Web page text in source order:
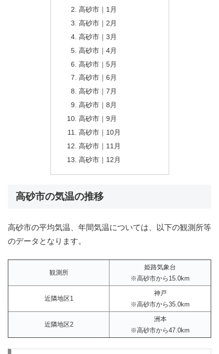
高砂市｜1月
高砂市｜2月
高砂市｜3月
高砂市｜4月
高砂市｜5月
高砂市｜6月
高砂市｜7月
高砂市｜8月
高砂市｜9月
高砂市｜10月
高砂市｜11月
高砂市｜12月
高砂市の気温の推移
高砂市の平均気温、年間気温については、以下の観測所等
のデータとなります。
観測所
姫路気象台
※高砂市から15.0km
近隣地区1
神戸
※高砂市から35.0km
近隣地区2
洲本
※高砂市から47.0km